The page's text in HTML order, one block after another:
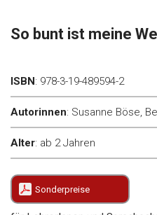
So bunt ist meine
ISBN: 978-3-19-489594-2
Autorinnen: Susanne Böse,
Alter: ab 2 Jahren
Sonderpreise